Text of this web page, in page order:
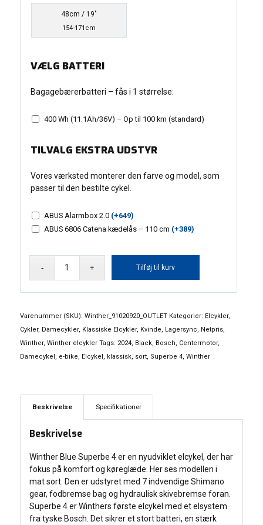
48cm / 19"
154-171cm
VÆLG BATTERI
Bagagebærerbatteri – fås i 1 størrelse:
400 Wh (11.1Ah/36V) – Op til 100 km (standard)
TILVALG EKSTRA UDSTYR
Vores værksted monterer den farve og model, som
passer til den bestilte cykel.
ABUS Alarmbox 2.0 (+649)
ABUS 6806 Catena kædelås – 110 cm (+389)
7
gear
antal
Tilføj til kurv
Varenummer (SKU): Winther_91020920_OUTLET Kategorier: Elcykler,
Cykler, Damecykler, Klassiske Elcykler, Kvinde Lagersync Netpris,
Winther, Winther elcykler Tags: 2024, Black, Bosch Centermotor,
Damecykel
e-bike Elcykel klassisk, sort, Superbe 4, Winther
Beskrivelse Specifikationer
Beskrivelse
Winther Blue Superbe 4 er en nyudviklet elcykel, der har
fokus på komfort og køreglæde. Her ses modellen i
mat sort. Den er udstyret med 7 indvendige Shimano
gear, fodbremse bag og hydraulisk skivebremse foran.
Superbe 4 er Winthers første elcykel med et elsystem
fra tyske Bosch. Det sikrer et stort batteri, en stærk